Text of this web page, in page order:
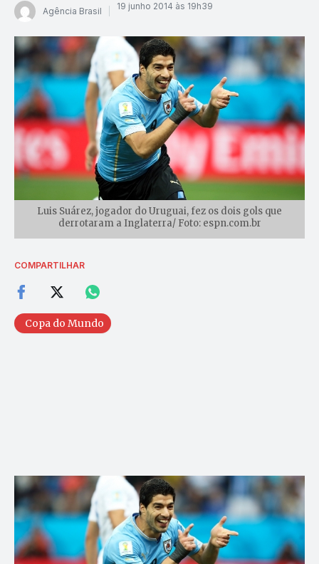
Agência Brasil 19 junho 2014 às 19h39
Luis Suárez, jogador do Uruguai, fez os dois gols que
derrotaram a Inglaterra/ Foto: espn.com.br
COMPARTILHAR
Copa do Mundo